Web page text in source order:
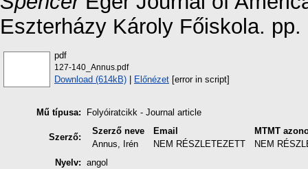
Eszterházy Károly Főiskola. pp.
pdf
127-140_Annus.pdf
Download (614kB) | Előnézet [error in script]
Mű típusa: Folyóiratcikk - Journal article
Szerző:
Szerző neve Email
MTMT
Annus, Irén
NEM RÉSZLETEZETT
NEM
Nyelv: angol